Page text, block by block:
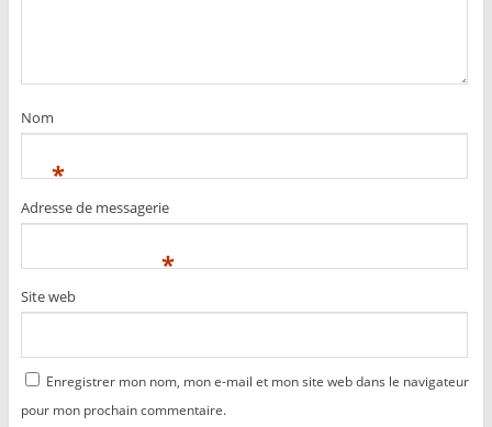
Nom
*
Adresse de messagerie
*
Site web
Enregistrer mon nom, mon e-mail et mon site web dans le navigateur
pour mon prochain commentaire.